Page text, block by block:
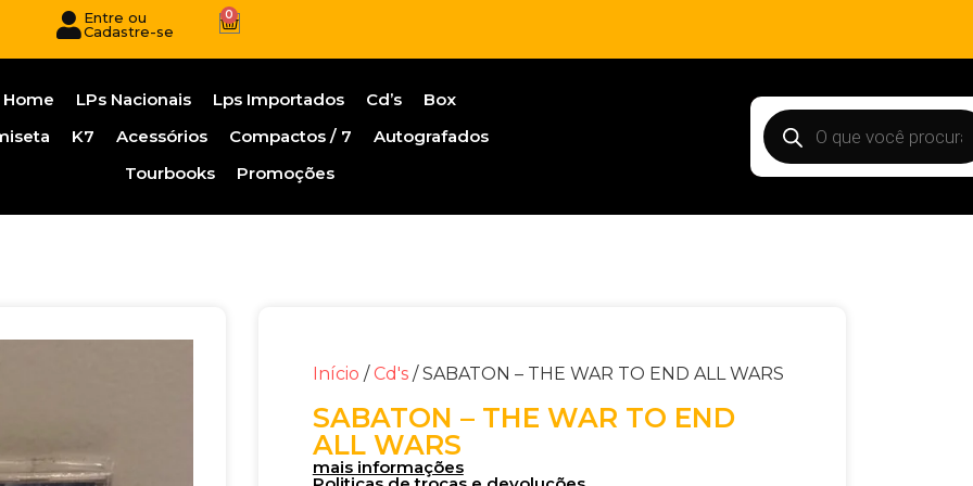
Entre ou
Cadastre-se
0
Home LPs Nacionais Lps Importados Cd’s
Box
K7 Acessórios Compactos / 7
Autografados
Tourbooks
Promoções
Início / Cd's/ SABATON – THE WAR TO END ALL WARS
SABATON – THE WAR TO END
ALL WARS
mais informações